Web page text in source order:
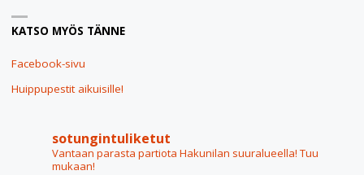
KATSO MYÖS TÄNNE
Facebook-sivu
Huippupestit aikuisille!
sotungintuliketut
Vantaan parasta partiota Hakunilan suuralueella! Tuu
mukaan!